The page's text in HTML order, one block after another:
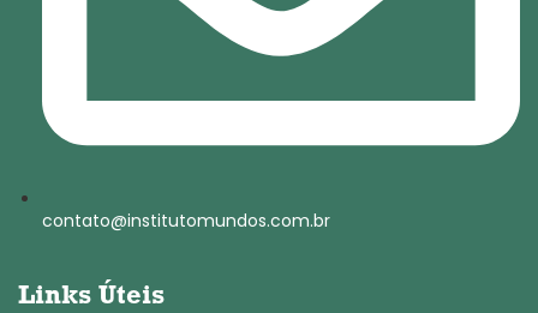
contato@institutomundos.com.br
Links Úteis